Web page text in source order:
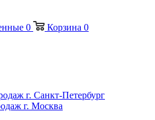
0 Корзина 0
г. Санкт-Петербург
г. Москва